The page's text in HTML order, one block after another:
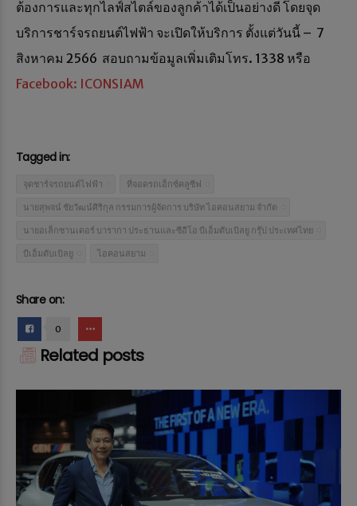
ต้องการและทุกไลฟ์สไตล์ของลูกค้าได้เป็นอย่างดี โดยจุด
บริการชาร์จรถยนต์ไฟฟ้า จะเปิดให้บริการ ตั้งแต่วันนี้ – 7
สิงหาคม 2566 สอบถามข้อมูลเพิ่มเติมโทร. 1338 หรือ
Facebook: ICONSIAM
Tagged in:
จุดชาร์จรถยนต์ไฟฟ้า ที่จอดรถเอ็กซ์คลูซีฟ
นายสุพจน์ ชัยวัฒน์ศิริกุล กรรมการผู้จัดการ บริษัท ไอคอนสยาม จำกัด
นายอเล็กซานเดอร์ บารากา ประธานและซีอีโอ บีเอ็มดับเบิลยู กรุ๊ป ประเทศไทย
บีเอ็มดับเบิลยู ไอคอนสยาม
Share on:
0
Related posts